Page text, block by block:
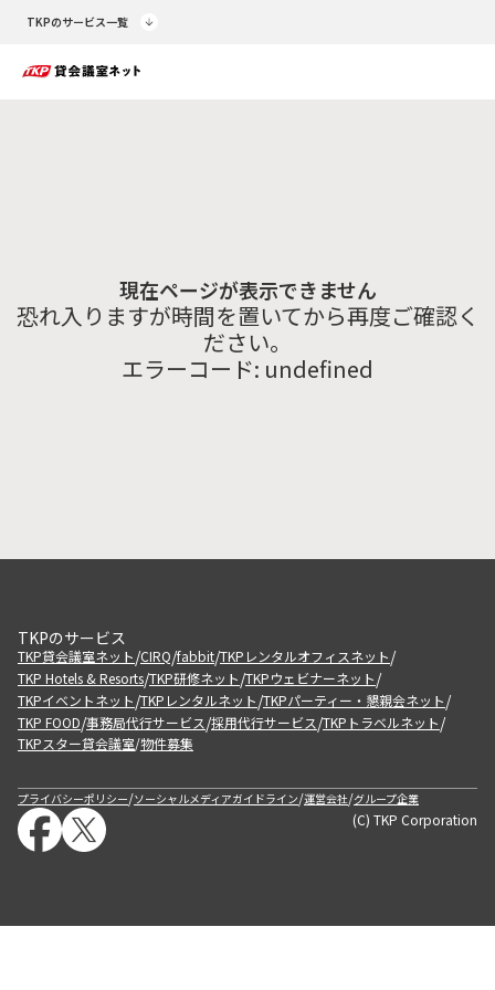
TKPのサービス一覧
現在ページが表示できません
恐れ入りますが時間を置いてから再度ご確認く
ださい。
エラーコード: undefined
TKPのサービス
TKP貸会議室ネット/CIRQ/fabbit/TKPレンタルオフィスネット/
TKP Hotels & Resorts/TKP研修ネット/TKPウェビナーネット/
TKPイベントネット/TKPレンタルネット/TKPパーティー・懇親会ネット/
TKP FOOD/事務局代行サービス/採用代行サービス/TKPトラベルネット/
TKPスター貸会議室/物件募集
プライバシーポリシー/ソーシャルメディアガイドライン/運営会社/グループ企業
(C) TKP Corporation